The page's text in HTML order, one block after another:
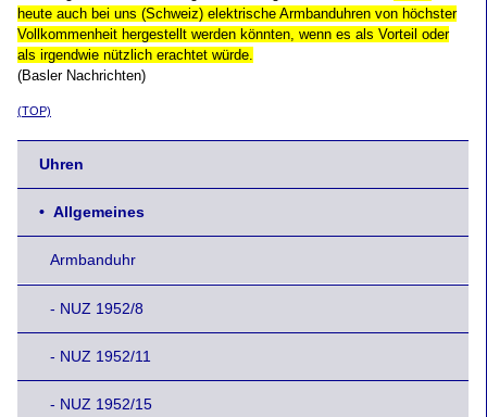
heute auch bei uns (Schweiz) elektrische Armbanduhren von höchster
Vollkommenheit hergestellt werden könnten, wenn es als Vorteil oder
als irgendwie nützlich erachtet würde.
(Basler Nachrichten)
(TOP)
Uhren
• Allgemeines
Armbanduhr
- NUZ 1952/8
- NUZ 1952/11
- NUZ 1952/15